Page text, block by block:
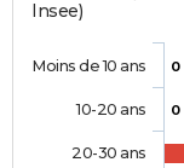
Insee)
0
0
Moins de 10 ans
10-20 ans
20-30 ans